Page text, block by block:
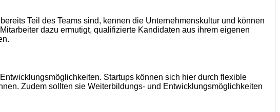
Teil des Teams sind, kennen die Unternehmenskultur und können
dazu ermutigt, qualifizierte Kandidaten aus ihrem eigenen
Startups können sich hier durch flexible
Zudem sollten sie Weiterbildungs- und Entwicklungsmöglichkeiten